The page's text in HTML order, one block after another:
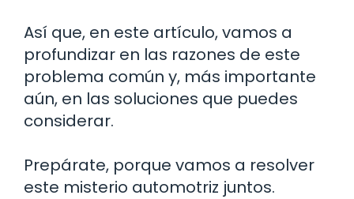
Así que, en este artículo, vamos a
profundizar en las razones de este
problema común y, más importante
aún, en las soluciones que puedes
considerar.
Prepárate, porque vamos a resolver
este misterio automotriz juntos.